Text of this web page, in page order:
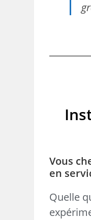
Vous
en
Quelle